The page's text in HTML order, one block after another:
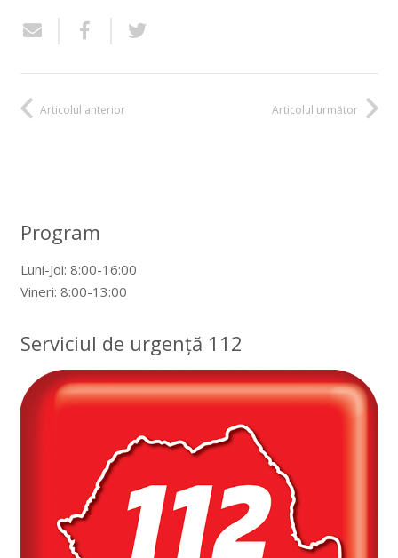
Articolul anterior Articolul următor
Program
Luni-Joi: 8:00-16:00
Vineri: 8:00-13:00
Serviciul de urgență 112